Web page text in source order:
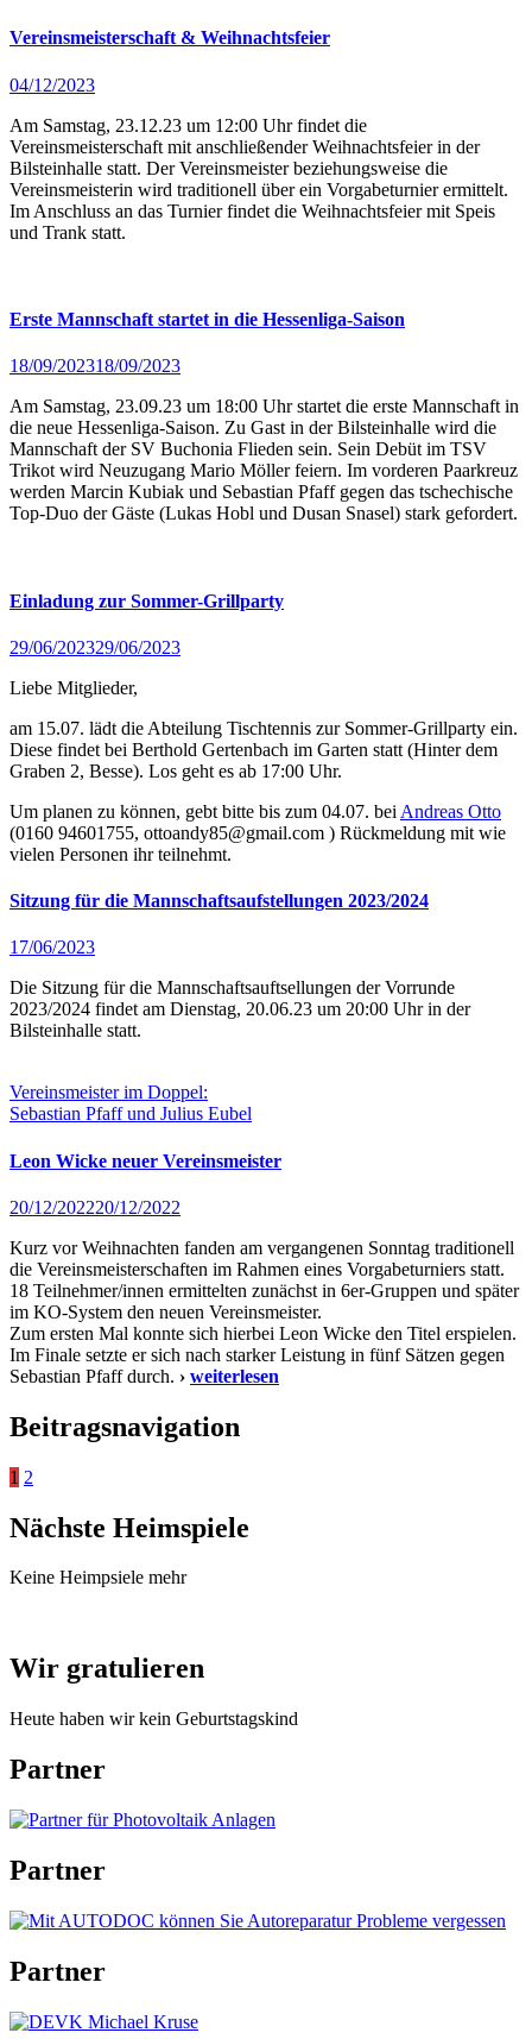
Vereinsmeisterschaft & Weihnachtsfeier
04/12/2023
Am Samstag, 23.12.23 um 12:00 Uhr findet die
Vereinsmeisterschaft mit anschließender Weihnachtsfeier in der
Bilsteinhalle statt. Der Vereinsmeister beziehungsweise die
Vereinsmeisterin wird traditionell über ein Vorgabeturnier ermittelt.
Im Anschluss an das Turnier findet die Weihnachtsfeier mit Speis
und Trank statt.
Erste Mannschaft startet in die Hessenliga-Saison
18/09/202318/09/2023
Am Samstag, 23.09.23 um 18:00 Uhr startet die erste Mannschaft in
die neue Hessenliga-Saison. Zu Gast in der Bilsteinhalle wird die
Mannschaft der SV Buchonia Flieden sein. Sein Debüt im TSV
Trikot wird Neuzugang Mario Möller feiern. Im vorderen Paarkreuz
werden Marcin Kubiak und Sebastian Pfaff gegen das tschechische
Top-Duo der Gäste (Lukas Hobl und Dusan Snasel) stark gefordert.
Einladung zur Sommer-Grillparty
29/06/202329/06/2023
Liebe Mitglieder,
am 15.07. lädt die Abteilung Tischtennis zur Sommer-Grillparty ein.
Diese findet bei Berthold Gertenbach im Garten statt (Hinter dem
Graben 2, Besse). Los geht es ab 17:00 Uhr.
Um planen zu können, gebt bitte bis zum 04.07. bei Andreas Otto
(0160 94601755, ottoandy85@gmail.com ) Rückmeldung mit wie
vielen Personen ihr teilnehmt.
Sitzung für die Mannschaftsaufstellungen 2023/2024
17/06/2023
Die Sitzung für die Mannschaftsauftsellungen der Vorrunde
2023/2024 findet am Dienstag, 20.06.23 um 20:00 Uhr in der
Bilsteinhalle statt.
Vereinsmeister im Doppel:
Sebastian Pfaff und Julius Eubel
Leon Wicke neuer Vereinsmeister
20/12/202220/12/2022
Kurz vor Weihnachten fanden am vergangenen Sonntag traditionell
die Vereinsmeisterschaften im Rahmen eines Vorgabeturniers statt.
18 Teilnehmer/innen ermittelten zunächst in 6er-Gruppen und später
im KO-System den neuen Vereinsmeister.
Zum ersten Mal konnte sich hierbei Leon Wicke den Titel erspielen.
Im Finale setzte er sich nach starker Leistung in fünf Sätzen gegen
Sebastian Pfaff durch. › weiterlesen
Beitragsnavigation
1 2
Nächste Heimspiele
Keine Heimpsiele mehr
Wir gratulieren
Heute haben wir kein Geburtstagskind
Partner
Partner
Partner